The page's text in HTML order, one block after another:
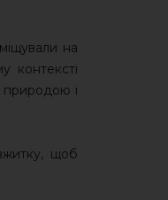
на
контексті
природою і
щоб